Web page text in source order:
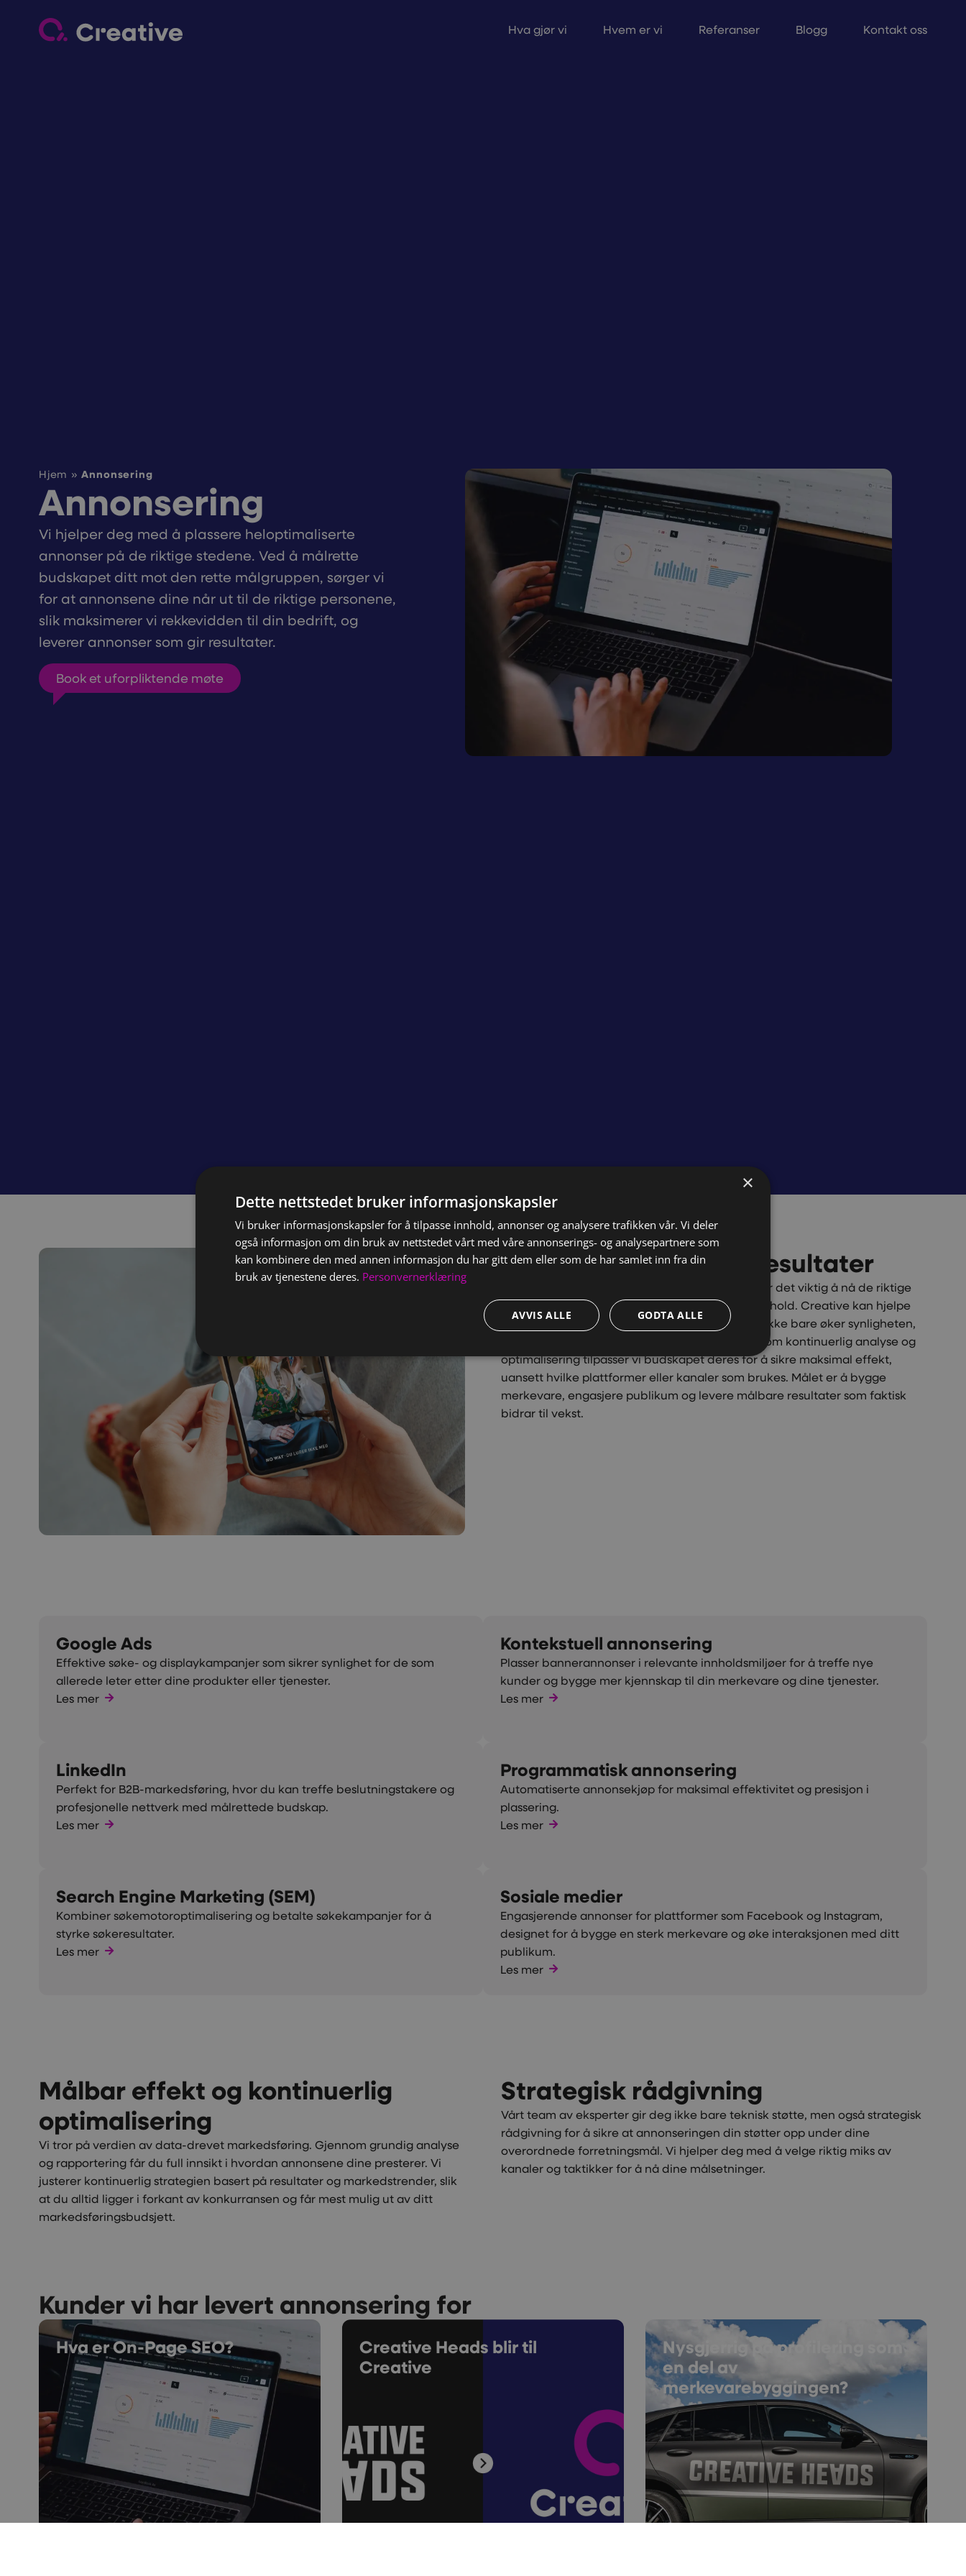
Hva gjør vi Hvem er vi Referanser Blogg Kontakt oss
Hjem »Annonsering
Annonsering
Vi hjelper deg med å plassere heloptimaliserte
annonser på de riktige stedene. Ved å målrette
budskapet ditt mot den rette målgruppen, sørger vi
for at annonsene dine når ut til de riktige personene,
slik maksimerer vi rekkevidden til din bedrift, og
leverer annonser som gir resultater.
Book et uforpliktende møte
Annonsering som gir resultater
For å oppnå gode resultater med annonsering er det viktig å nå de riktige
menneskene med relevant og engasjerende innhold. Creative kan hjelpe
dere med å utvikle målrettede kampanjer som ikke bare øker synligheten,
men som også leder til konkret handling. Gjennom kontinuerlig analyse og
optimalisering tilpasser vi budskapet deres for å sikre maksimal effekt,
uansett hvilke plattformer eller kanaler som brukes. Målet er å bygge
merkevare, engasjere publikum og levere målbare resultater som faktisk
bidrar til vekst.
Google Ads
Effektive søke- og displaykampanjer som sikrer synlighet for de som
allerede leter etter dine produkter eller tjenester.
Les mer
Kontekstuell annonsering
Plasser bannerannonser i relevante innholdsmiljøer for å treffe nye
kunder og bygge mer kjennskap til din merkevare og dine tjenester.
Les mer
LinkedIn
Perfekt for B2B-markedsføring, hvor du kan treffe beslutningstakere og
profesjonelle nettverk med målrettede budskap.
Les mer
Programmatisk annonsering
Automatiserte annonsekjøp for maksimal effektivitet og presisjon i
plassering.
Les mer
Search Engine Marketing (SEM)
Kombiner søkemotoroptimalisering og betalte søkekampanjer for å
styrke søkeresultater.
Les mer
Sosiale medier
Engasjerende annonser for plattformer som Facebook og Instagram,
designet for å bygge en sterk merkevare og øke interaksjonen med ditt
publikum.
Les mer
Målbar effekt og kontinuerlig
optimalisering
Vi tror på verdien av data-drevet markedsføring. Gjennom grundig analyse
og rapportering får du full innsikt i hvordan annonsene dine presterer. Vi
justerer kontinuerlig strategien basert på resultater og markedstrender, slik
at du alltid ligger i forkant av konkurransen og får mest mulig ut av ditt
markedsføringsbudsjett.
Strategisk rådgivning
Vårt team av eksperter gir deg ikke bare teknisk støtte, men også strategisk
rådgivning for å sikre at annonseringen din støtter opp under dine
overordnede forretningsmål. Vi hjelper deg med å velge riktig miks av
kanaler og taktikker for å nå dine målsetninger.
Kunder vi har levert annonsering for
Hva er On-Page SEO?
Creative Heads blir til
Creative
Nysgjerrig på profilering som
en del av
merkevarebyggingen?
×
Dette nettstedet bruker informasjonskapsler
Vi bruker informasjonskapsler for å tilpasse innhold, annonser og analysere trafikken vår. Vi deler
også informasjon om din bruk av nettstedet vårt med våre annonserings- og analysepartnere som
kan kombinere den med annen informasjon du har gitt dem eller som de har samlet inn fra din
bruk av tjenestene deres. Personvernerklæring
GODTA ALLE
AVVIS ALLE